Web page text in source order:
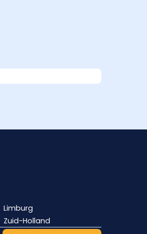
Limburg
Zuid-Holland